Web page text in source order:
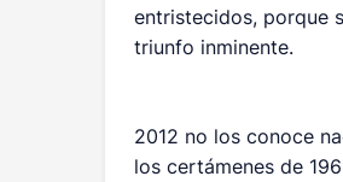
entristecidos, porque
triunfo inminente.
2012 no los conoce
los certámenes de